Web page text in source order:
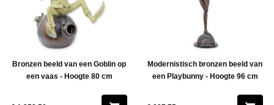
Bronzen beeld van een Goblin op
een vaas - Hoogte 80 cm
Modernistisch bronzen beeld van
een Playbunny - Hoogte 96 cm